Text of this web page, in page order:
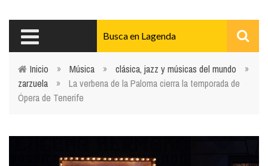
Usted está aquí
Inicio » Música » clásica, jazz y músicas del mundo
»
zarzuela
»
La verbena de la Paloma cierra la temporada de
Ópera de Tenerife